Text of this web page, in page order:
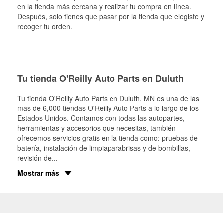
en la tienda más cercana y realizar tu compra en línea.
Después, solo tienes que pasar por la tienda que elegiste y
recoger tu orden.
Tu tienda O'Reilly Auto Parts en Duluth
Tu tienda O'Reilly Auto Parts en Duluth, MN es una de las
más de 6,000 tiendas O'Reilly Auto Parts a lo largo de los
Estados Unidos. Contamos con todas las autopartes,
herramientas y accesorios que necesitas, también
ofrecemos servicios gratis en la tienda como: pruebas de
batería, instalación de limpiaparabrisas y de bombillas,
revisión de...
Mostrar más